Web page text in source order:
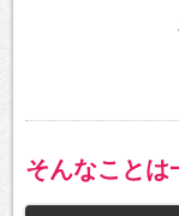
そんなことは